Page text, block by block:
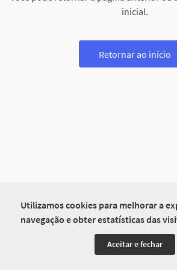
Utilizamos cookies para melhorar a
navegação e obter estatísticas das
Aceitar e fechar
inicial.
Retornar ao início